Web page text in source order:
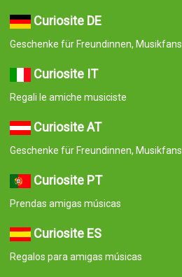
Curiosite DE
Geschenke für Freundinnen, Musikfans
Curiosite IT
Regali le amiche musiciste
Curiosite AT
Geschenke für Freundinnen, Musikfans
Curiosite PT
Prendas amigas músicas
Curiosite ES
Regalos para amigas músicas